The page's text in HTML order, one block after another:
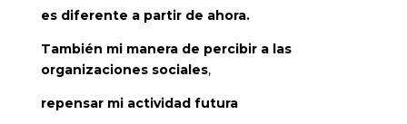
es diferente a partir de ahora.
También mi manera de percibir a las
organizaciones sociales,
repensar mi actividad futura